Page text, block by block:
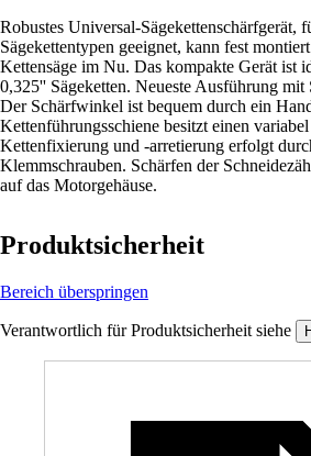
Robustes Universal-Sägekettenschärfgerät,
Sägekettentypen geeignet, kann fest
Kettensäge im Nu. Das kompakte Gerät ist
0,325'' Sägeketten. Neueste Ausführung mit
Der Schärfwinkel ist bequem durch ein
Kettenführungsschiene besitzt einen
Kettenfixierung und -arretierung erfolgt
Klemmschrauben. Schärfen der
auf das Motorgehäuse.
Produktsicherheit
Bereich überspringen
Verantwortlich für Produktsicherheit siehe